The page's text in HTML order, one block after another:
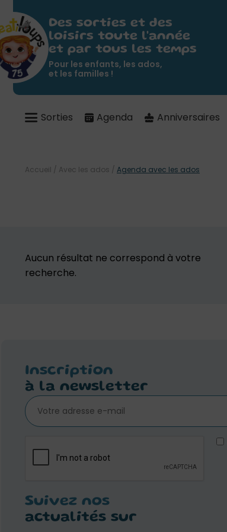
Des sorties et des
loisirs toute l'année
et par tous les temps
Pour les enfants, les ados,
et les familles !
Sorties Agenda Anniversaires
Accueil / Avec les ados / Agenda avec les ados
Aucun résultat ne correspond à votre
recherche.
Inscription
à la newsletter
Suivez nos
actualités sur